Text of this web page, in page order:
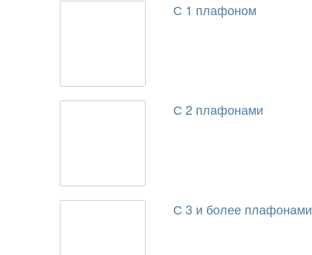
С 1 плафоном
С 2 плафонами
С 3 и более плафонами